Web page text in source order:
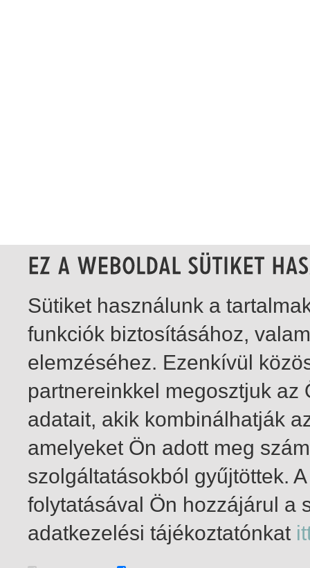
1-3 / insgesamt 3 Treffer
Sütiket használunk a
funkciók biztosításához,
elemzéséhez. Ezenkívül
partnereinkkel megosztjuk
adatait, akik kombinálhatják
amelyeket Ön adott meg
szolgáltatásokból gyűjtöttek.
folytatásával Ön hozzájárul a
adatkezelési tájékoztatónkat